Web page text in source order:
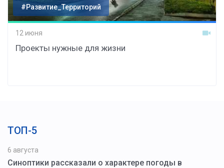
#Развитие_Территорий
12 июня
Проекты нужные для жизни
ТОП-5
6 августа
Синоптики рассказали о характере погоды в